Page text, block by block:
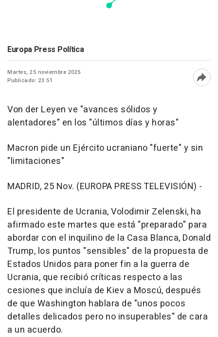
Europa Press Política
Martes, 25 noviembre 2025
Publicado: 23:51
Von der Leyen ve "avances sólidos y
alentadores" en los "últimos días y horas"
Macron pide un Ejército ucraniano "fuerte" y sin
"limitaciones"
MADRID, 25 Nov. (EUROPA PRESS TELEVISIÓN) -
El presidente de Ucrania, Volodimir Zelenski, ha
afirmado este martes que está "preparado" para
abordar con el inquilino de la Casa Blanca, Donald
Trump, los puntos "sensibles" de la propuesta de
Estados Unidos para poner fin a la guerra de
Ucrania, que recibió críticas respecto a las
cesiones que incluía de Kiev a Moscú, después
de que Washington hablara de "unos pocos
detalles delicados pero no insuperables" de cara
a un acuerdo.